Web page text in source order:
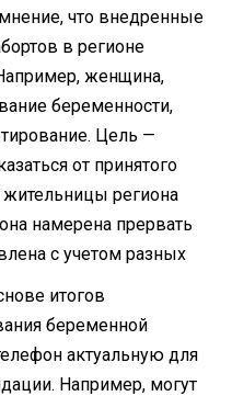
что внедренные
в регионе
женщина,
беременности,
Цель —
от принятого
региона
намерена прервать
с учетом разных
итогов
беременной
актуальную для
Например, могут